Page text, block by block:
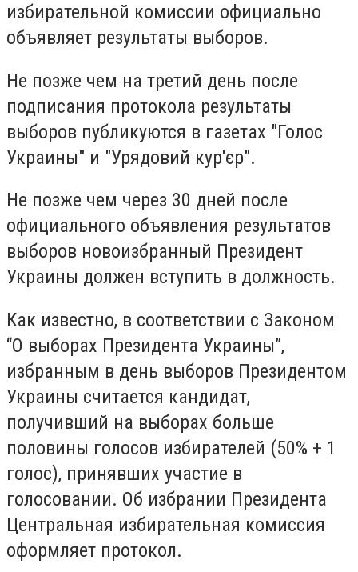
избирательной комиссии официально
объявляет результаты выборов.
Не позже чем на третий день после
подписания протокола результаты
выборов публикуются в газетах "Голос
Украины" и "Урядовий кур'єр".
Не позже чем через 30 дней после
официального объявления результатов
выборов новоизбранный Президент
Украины должен вступить в должность.
Как известно, в соответствии с Законом
“О выборах Президента Украины”,
избранным в день выборов Президентом
Украины считается кандидат,
получивший на выборах больше
половины голосов избирателей (50% + 1
голос), принявших участие в
голосовании. Об избрании Президента
Центральная избирательная комиссия
оформляет протокол.